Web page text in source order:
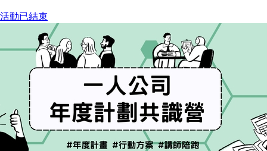
活動已結束